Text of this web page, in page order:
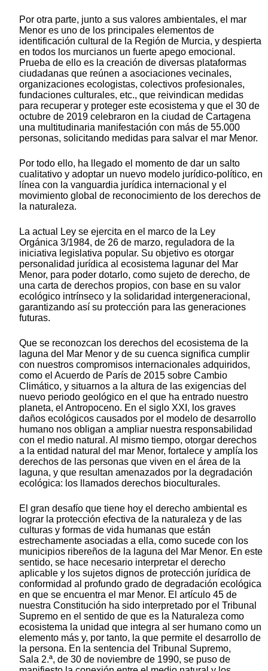
Por otra parte, junto a sus valores ambientales, el mar
Menor es uno de los principales elementos de
identificación cultural de la Región de Murcia, y despierta
en todos los murcianos un fuerte apego emocional.
Prueba de ello es la creación de diversas plataformas
ciudadanas que reúnen a asociaciones vecinales,
organizaciones ecologistas, colectivos profesionales,
fundaciones culturales, etc., que reivindican medidas
para recuperar y proteger este ecosistema y que el 30 de
octubre de 2019 celebraron en la ciudad de Cartagena
una multitudinaria manifestación con más de 55.000
personas, solicitando medidas para salvar el mar Menor.
Por todo ello, ha llegado el momento de dar un salto
cualitativo y adoptar un nuevo modelo jurídico-político, en
línea con la vanguardia jurídica internacional y el
movimiento global de reconocimiento de los derechos de
la naturaleza.
La actual Ley se ejercita en el marco de la Ley
Orgánica 3/1984, de 26 de marzo, reguladora de la
iniciativa legislativa popular. Su objetivo es otorgar
personalidad jurídica al ecosistema lagunar del Mar
Menor, para poder dotarlo, como sujeto de derecho, de
una carta de derechos propios, con base en su valor
ecológico intrínseco y la solidaridad intergeneracional,
garantizando así su protección para las generaciones
futuras.
Que se reconozcan los derechos del ecosistema de la
laguna del Mar Menor y de su cuenca significa cumplir
con nuestros compromisos internacionales adquiridos,
como el Acuerdo de París de 2015 sobre Cambio
Climático, y situarnos a la altura de las exigencias del
nuevo periodo geológico en el que ha entrado nuestro
planeta, el Antropoceno. En el siglo XXI, los graves
daños ecológicos causados por el modelo de desarrollo
humano nos obligan a ampliar nuestra responsabilidad
con el medio natural. Al mismo tiempo, otorgar derechos
a la entidad natural del mar Menor, fortalece y amplía los
derechos de las personas que viven en el área de la
laguna, y que resultan amenazados por la degradación
ecológica: los llamados derechos bioculturales.
El gran desafío que tiene hoy el derecho ambiental es
lograr la protección efectiva de la naturaleza y de las
culturas y formas de vida humanas que están
estrechamente asociadas a ella, como sucede con los
municipios ribereños de la laguna del Mar Menor. En este
sentido, se hace necesario interpretar el derecho
aplicable y los sujetos dignos de protección jurídica de
conformidad al profundo grado de degradación ecológica
en que se encuentra el mar Menor. El artículo 45 de
nuestra Constitución ha sido interpretado por el Tribunal
Supremo en el sentido de que es la Naturaleza como
ecosistema la unidad que integra al ser humano como un
elemento más y, por tanto, la que permite el desarrollo de
la persona. En la sentencia del Tribunal Supremo,
Sala 2.ª, de 30 de noviembre de 1990, se puso de